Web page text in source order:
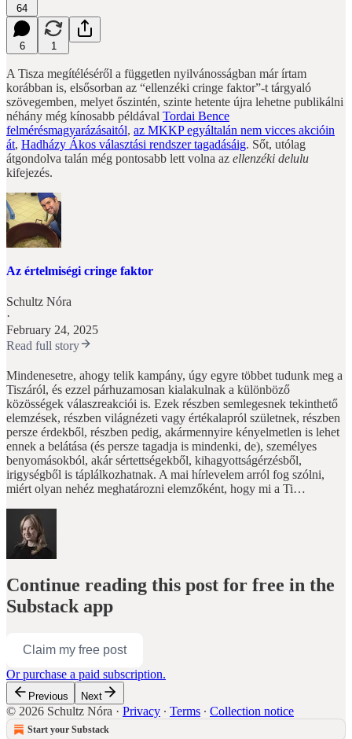
64
6 1
A Tisza megítéléséről a független nyilvánosságban már írtam
korábban is, elsősorban az “ellenzéki cringe faktor”-t tárgyaló
szövegemben, melyet őszintén, szinte hetente újra lehetne publikálni
néhány még kínosabb példával Tordai Bence
felmérésmagyarázásaitól, az MKKP egyáltalán nem vicces akcióin
át, Hadházy Ákos választási rendszer tagadásáig. Sőt, utólag
átgondolva talán még pontosabb lett volna az ellenzéki delulu
kifejezés.
Az értelmiségi cringe faktor
Schultz Nóra
·
February 24, 2025
Read full story
Mindenesetre, ahogy telik kampány, úgy egyre többet tudunk meg a
Tiszáról, és ezzel párhuzamosan kialakulnak a különböző
közösségek válaszreakciói is. Ezek részben semlegesnek tekinthető
elemzések, részben világnézeti vagy értékalapról születnek, részben
persze érdekből, részben pedig, akármennyire kényelmetlen is lehet
ennek a belátása (és persze tagadja is mindenki, de), személyes
benyomásokból, akár sértettségekből, kihagyottságérzésből,
irigységből is táplálkozhatnak. A mai hírlevelem arról fog szólni,
miért olyan nehéz meghatározni elemzőként, hogy mi a Ti…
Continue reading this post for free in the
Substack app
Claim my free post
Or purchase a paid subscription.
Previous Next
© 2026 Schultz Nóra · Privacy ∙ Terms ∙ Collection notice
Start your Substack